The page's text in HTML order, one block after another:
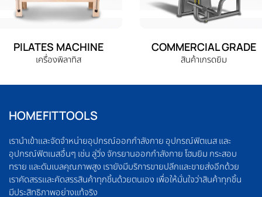
PILATES MACHINE
เครื่องพิลาทิส
COMMERCIAL GRADE
สินค้าเกรดยิม
HOMEFITTOOLS
เรานำเข้าและจัดจำหน่ายอุปกรณ์ออกกำลังกาย อุปกรณ์ฟิตเนส และ
อุปกรณ์ฟิตเนสอื่นๆ เช่น ลู่วิ่ง จักรยานออกกำลังกาย โฮมยิม กระสอบ
ทราย และดัมเบลคุณภาพสูง เรายังมีบริการขายปลีกและขายส่งอีกด้วย
เราคัดสรรและคัดสรรสินค้าทุกชิ้นด้วยตนเอง เพื่อให้มั่นใจว่าสินค้าทุกชิ้น
มีประสิทธิภาพอย่างแท้จริง